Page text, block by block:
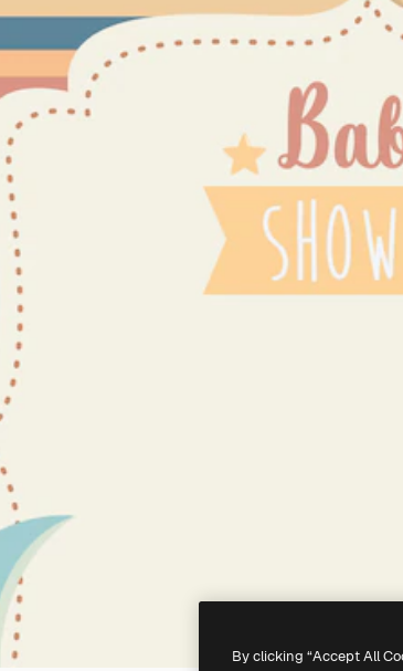
By clicking “Accept All